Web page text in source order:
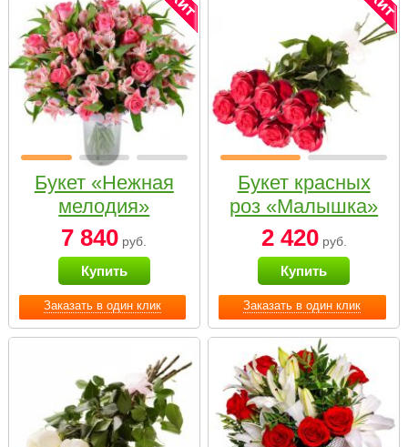
Заказать в один клик
Букет «Нежная
мелодия»
7 840 руб.
Купить
Заказать в один клик
Букет красных
роз «Малышка»
2 420руб.
Купить